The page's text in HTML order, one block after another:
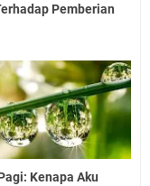
Pemberian
Kenapa Aku